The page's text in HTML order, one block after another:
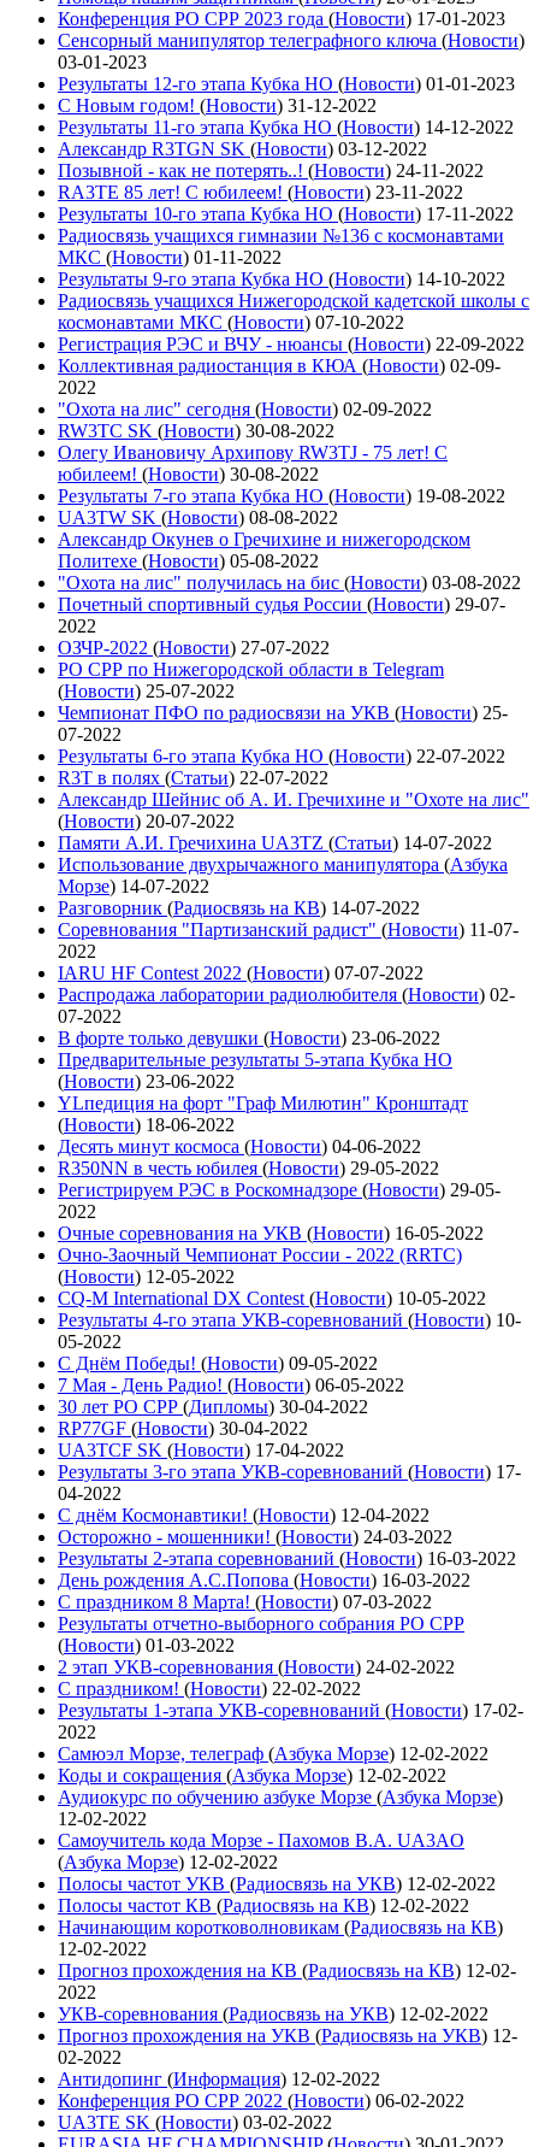
Конференция РО СРР 2023 года (Новости) 17-01-2023
Сенсорный манипулятор телеграфного ключа (Новости)
03-01-2023
Результаты 12-го этапа Кубка НО (Новости) 01-01-2023
С Новым годом! (Новости) 31-12-2022
Результаты 11-го этапа Кубка НО (Новости) 14-12-2022
Александр R3TGN SK (Новости) 03-12-2022
Позывной - как не потерять..! (Новости) 24-11-2022
RA3TE 85 лет! С юбилеем! (Новости) 23-11-2022
Результаты 10-го этапа Кубка НО (Новости) 17-11-2022
Радиосвязь учащихся гимназии №136 с космонавтами
МКС (Новости) 01-11-2022
Результаты 9-го этапа Кубка НО (Новости) 14-10-2022
Радиосвязь учащихся Нижегородской кадетской школы с
космонавтами МКС (Новости) 07-10-2022
Регистрация РЭС и ВЧУ - нюансы (Новости) 22-09-2022
Коллективная радиостанция в КЮА (Новости) 02-09-
2022
"Охота на лис" сегодня (Новости) 02-09-2022
RW3TC SK (Новости) 30-08-2022
Олегу Ивановичу Архипову RW3TJ - 75 лет! С
юбилеем! (Новости) 30-08-2022
Результаты 7-го этапа Кубка НО (Новости) 19-08-2022
UA3TW SK (Новости) 08-08-2022
Александр Окунев о Гречихине и нижегородском
Политехе (Новости) 05-08-2022
"Охота на лис" получилась на бис (Новости) 03-08-2022
Почетный спортивный судья России (Новости) 29-07-
2022
ОЗЧР-2022 (Новости) 27-07-2022
РО СРР по Нижегородской области в Telegram
(Новости) 25-07-2022
Чемпионат ПФО по радиосвязи на УКВ (Новости) 25-
07-2022
Результаты 6-го этапа Кубка НО (Новости) 22-07-2022
R3T в полях (Статьи) 22-07-2022
Александр Шейнис об А. И. Гречихине и "Охоте на лис"
(Новости) 20-07-2022
Памяти А.И. Гречихина UA3TZ (Статьи) 14-07-2022
Использование двухрычажного манипулятора (Азбука
Морзе) 14-07-2022
Разговорник (Радиосвязь на КВ) 14-07-2022
Соревнования "Партизанский радист" (Новости) 11-07-
2022
IARU HF Contest 2022 (Новости) 07-07-2022
Распродажа лаборатории радиолюбителя (Новости) 02-
07-2022
В форте только девушки (Новости) 23-06-2022
Предварительные результаты 5-этапа Кубка НО
(Новости) 23-06-2022
YLпедиция на форт "Граф Милютин" Кронштадт
(Новости) 18-06-2022
Десять минут космоса (Новости) 04-06-2022
R350NN в честь юбилея (Новости) 29-05-2022
Регистрируем РЭС в Роскомнадзоре (Новости) 29-05-
2022
Очные соревнования на УКВ (Новости) 16-05-2022
Очно-Заочный Чемпионат России - 2022 (RRTC)
(Новости) 12-05-2022
CQ-M International DX Contest (Новости) 10-05-2022
Результаты 4-го этапа УКВ-соревнований (Новости) 10-
05-2022
С Днём Победы! (Новости) 09-05-2022
7 Мая - День Радио! (Новости) 06-05-2022
30 лет РО СРР (Дипломы) 30-04-2022
RP77GF (Новости) 30-04-2022
UA3TCF SK (Новости) 17-04-2022
Результаты 3-го этапа УКВ-соревнований (Новости) 17-
04-2022
С днём Космонавтики! (Новости) 12-04-2022
Осторожно - мошенники! (Новости) 24-03-2022
Результаты 2-этапа соревнований (Новости) 16-03-2022
День рождения А.С.Попова (Новости) 16-03-2022
С праздником 8 Марта! (Новости) 07-03-2022
Результаты отчетно-выборного собрания РО СРР
(Новости) 01-03-2022
2 этап УКВ-соревнования (Новости) 24-02-2022
С праздником! (Новости) 22-02-2022
Результаты 1-этапа УКВ-соревнований (Новости) 17-02-
2022
Самюэл Морзе, телеграф (Азбука Морзе) 12-02-2022
Коды и сокращения (Азбука Морзе) 12-02-2022
Аудиокурс по обучению азбуке Морзе (Азбука Морзе)
12-02-2022
Самоучитель кода Морзе - Пахомов В.А. UA3AO
(Азбука Морзе) 12-02-2022
Полосы частот УКВ (Радиосвязь на УКВ) 12-02-2022
Полосы частот КВ (Радиосвязь на КВ) 12-02-2022
Начинающим коротковолновикам (Радиосвязь на КВ)
12-02-2022
Прогноз прохождения на КВ (Радиосвязь на КВ) 12-02-
2022
УКВ-соревнования (Радиосвязь на УКВ) 12-02-2022
Прогноз прохождения на УКВ (Радиосвязь на УКВ) 12-
02-2022
Антидопинг (Информация) 12-02-2022
Конференция РО СРР 2022 (Новости) 06-02-2022
UA3TE SK (Новости) 03-02-2022